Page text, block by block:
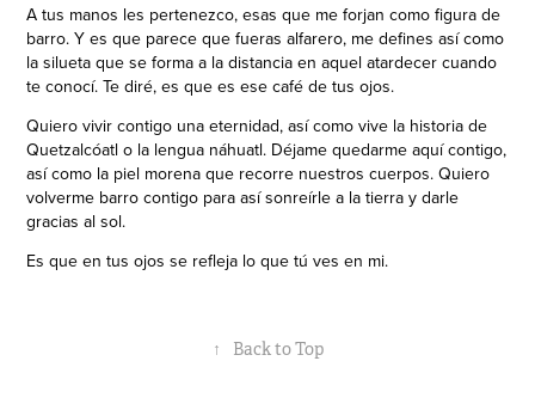
A tus manos les pertenezco, esas que me forjan como figura de
barro. Y es que parece que fueras alfarero, me defines así como
la silueta que se forma a la distancia en aquel atardecer cuando
te conocí. Te diré, es que es ese café de tus ojos.
Quiero vivir contigo una eternidad, así como vive la historia de
Quetzalcóatl o la lengua náhuatl. Déjame quedarme aquí contigo,
así como la piel morena que recorre nuestros cuerpos. Quiero
volverme barro contigo para así sonreírle a la tierra y darle
gracias al sol.
Es que en tus ojos se refleja lo que tú ves en mi.
↑ Back to Top